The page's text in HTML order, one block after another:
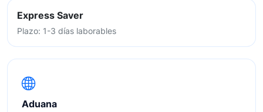
Express Saver
Plazo: 1-3 días laborables
Aduana